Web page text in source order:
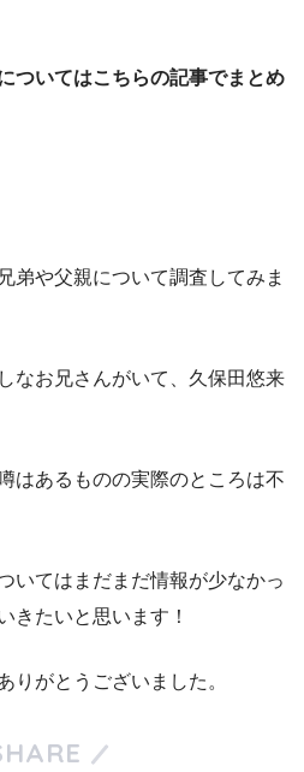
ついてはこちらの記事でまとめ
弟や父親について調査してみま
なお兄さんがいて、久保田悠来
はあるものの実際のところは不
いてはまだまだ情報が少なかっ
きたいと思います！
りがとうございました。